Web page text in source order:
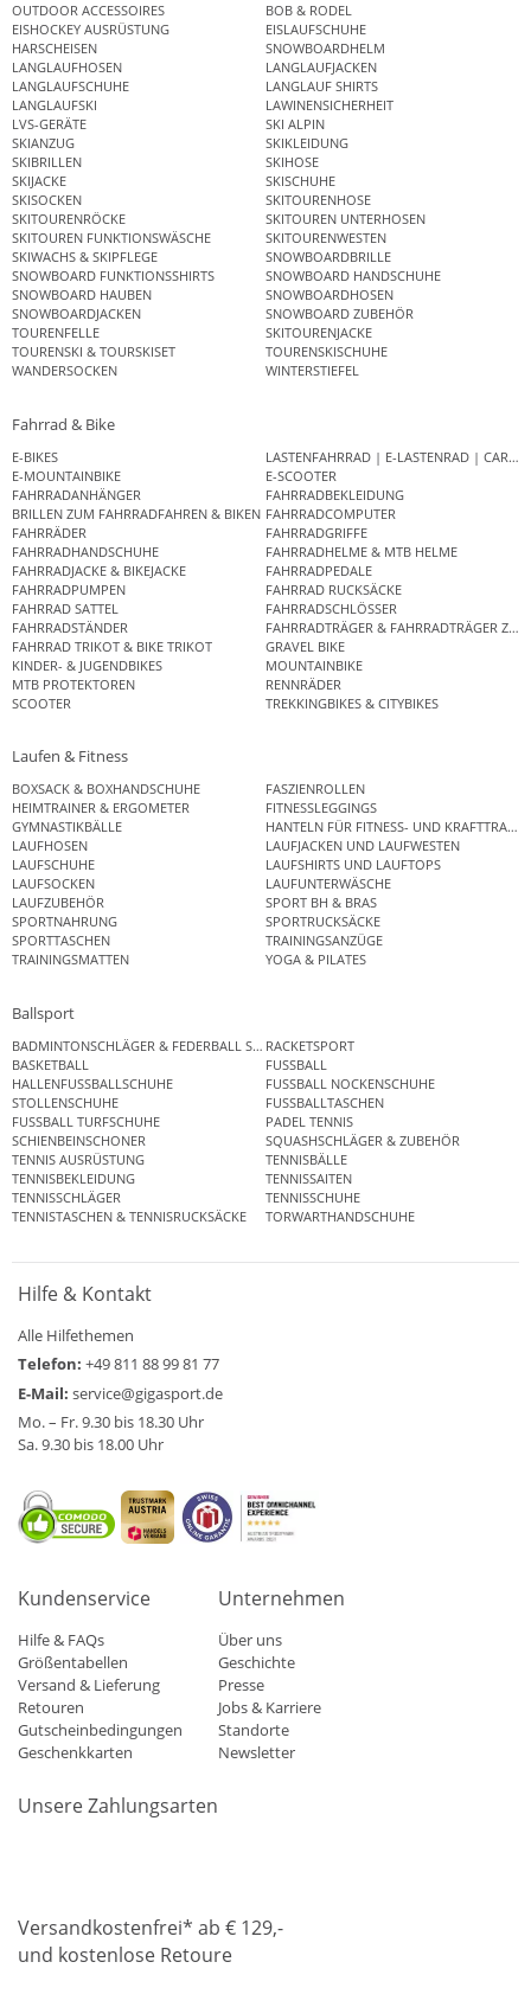
OUTDOOR ACCESSOIRES
BOB & RODEL
EISHOCKEY AUSRÜSTUNG
EISLAUFSCHUHE
HARSCHEISEN
SNOWBOARDHELM
LANGLAUFHOSEN
LANGLAUFJACKEN
LANGLAUFSCHUHE
LANGLAUF SHIRTS
LANGLAUFSKI
LAWINENSICHERHEIT
LVS-GERÄTE
SKI ALPIN
SKIANZUG
SKIKLEIDUNG
SKIBRILLEN
SKIHOSE
SKIJACKE
SKISCHUHE
SKISOCKEN
SKITOURENHOSE
SKITOURENRÖCKE
SKITOUREN UNTERHOSEN
SKITOUREN FUNKTIONSWÄSCHE
SKITOURENWESTEN
SKIWACHS & SKIPFLEGE
SNOWBOARDBRILLE
SNOWBOARD FUNKTIONSSHIRTS
SNOWBOARD HANDSCHUHE
SNOWBOARD HAUBEN
SNOWBOARDHOSEN
SNOWBOARDJACKEN
SNOWBOARD ZUBEHÖR
TOURENFELLE
SKITOURENJACKE
TOURENSKI & TOURSKISET
TOURENSKISCHUHE
WANDERSOCKEN
WINTERSTIEFEL
Fahrrad & Bike
E-BIKES
LASTENFAHRRAD | E-LASTENRAD |
E-MOUNTAINBIKE
E-SCOOTER
FAHRRADANHÄNGER
FAHRRADBEKLEIDUNG
BRILLEN ZUM FAHRRADFAHREN & BIKEN FAHRRADCOMPUTER
FAHRRÄDER
FAHRRADGRIFFE
FAHRRADHANDSCHUHE
FAHRRADHELME & MTB HELME
FAHRRADJACKE & BIKEJACKE
FAHRRADPEDALE
FAHRRADPUMPEN
FAHRRAD RUCKSÄCKE
FAHRRAD SATTEL
FAHRRADSCHLÖSSER
FAHRRADSTÄNDER
FAHRRADTRÄGER & FAHRRADTRÄGER
FAHRRAD TRIKOT & BIKE TRIKOT
GRAVEL BIKE
KINDER- & JUGENDBIKES
MOUNTAINBIKE
MTB PROTEKTOREN
RENNRÄDER
SCOOTER
TREKKINGBIKES & CITYBIKES
Laufen & Fitness
BOXSACK & BOXHANDSCHUHE
FASZIENROLLEN
HEIMTRAINER & ERGOMETER
FITNESSLEGGINGS
GYMNASTIKBÄLLE
HANTELN FÜR FITNESS- UND
LAUFHOSEN
LAUFJACKEN UND LAUFWESTEN
LAUFSCHUHE
LAUFSHIRTS UND LAUFTOPS
LAUFSOCKEN
LAUFUNTERWÄSCHE
LAUFZUBEHÖR
SPORT BH & BRAS
SPORTNAHRUNG
SPORTRUCKSÄCKE
SPORTTASCHEN
TRAININGSANZÜGE
TRAININGSMATTEN
YOGA & PILATES
Ballsport
BADMINTONSCHLÄGER & FEDERBALL SETSRACKETSPORT
BASKETBALL
FUSSBALL
HALLENFUSSBALLSCHUHE
FUSSBALL NOCKENSCHUHE
STOLLENSCHUHE
FUSSBALLTASCHEN
FUSSBALL TURFSCHUHE
PADEL TENNIS
SCHIENBEINSCHONER
SQUASHSCHLÄGER & ZUBEHÖR
TENNIS AUSRÜSTUNG
TENNISBÄLLE
TENNISBEKLEIDUNG
TENNISSAITEN
TENNISSCHLÄGER
TENNISSCHUHE
TENNISTASCHEN & TENNISRUCKSÄCKE
TORWARTHANDSCHUHE
Hilfe & Kontakt
Alle Hilfethemen
Telefon: +49 811 88 99 81 77
E-Mail: service@gigasport.de
Mo. – Fr. 9.30 bis 18.30 Uhr
Sa. 9.30 bis 18.00 Uhr
Kundenservice
Hilfe & FAQs
Größentabellen
Versand & Lieferung
Retouren
Gutscheinbedingungen
Geschenkkarten
Unternehmen
Über uns
Geschichte
Presse
Jobs & Karriere
Standorte
Newsletter
Unsere Zahlungsarten
Versandkostenfrei* ab € 129,-
und kostenlose Retoure